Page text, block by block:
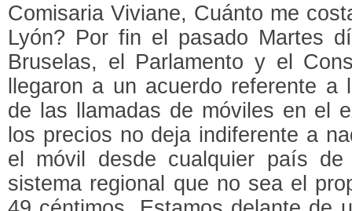
Comisaria Viviane, Cuánto me
Lyón? Por fin el pasado Martes
Bruselas, el Parlamento y el
llegaron a un acuerdo referente a
de las llamadas de móviles en el
los precios no deja indiferente a
el móvil desde cualquier país
sistema regional que no sea el